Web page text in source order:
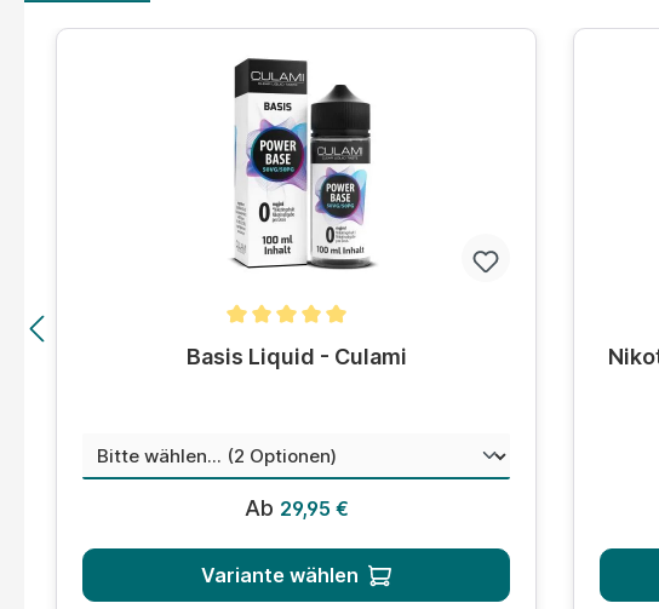
Produktgalerie überspringen
Durchschnittliche Bewertung von 5 von 5 Sternen
Basis Liquid - Culami
Mengeauswählen
Regulärer Preis:
Ab 29,95 €
Variante wählen